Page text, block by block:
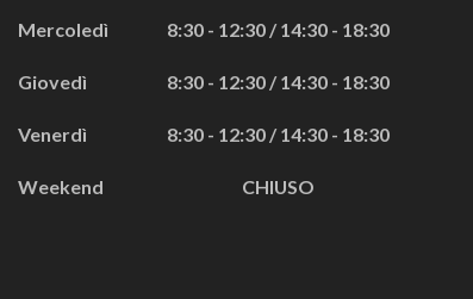
Mercoledì 8:30 - 12:30 / 14:30 - 18:30
Giovedì 8:30 - 12:30 / 14:30 - 18:30
Venerdì 8:30 - 12:30 / 14:30 - 18:30
Weekend CHIUSO